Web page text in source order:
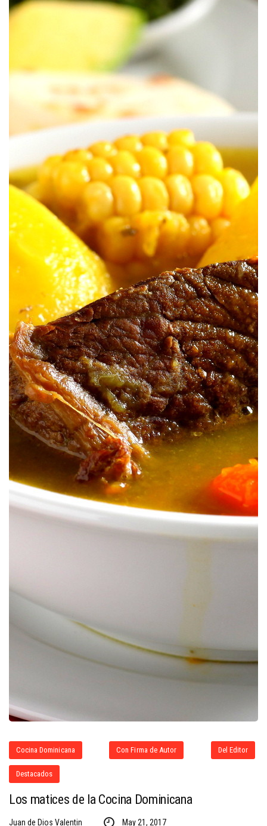
Cocina Dominicana Con Firma de Autor Del Editor
Destacados
Los matices de la Cocina Dominicana
Juan de Dios Valentin May 21, 2017